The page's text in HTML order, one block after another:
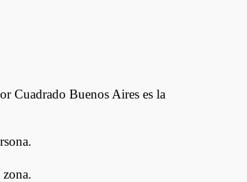
Cuadrado Buenos Aires es la